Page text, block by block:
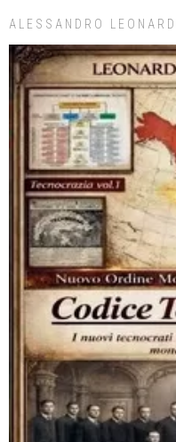
ALESSANDRO LEONARDI